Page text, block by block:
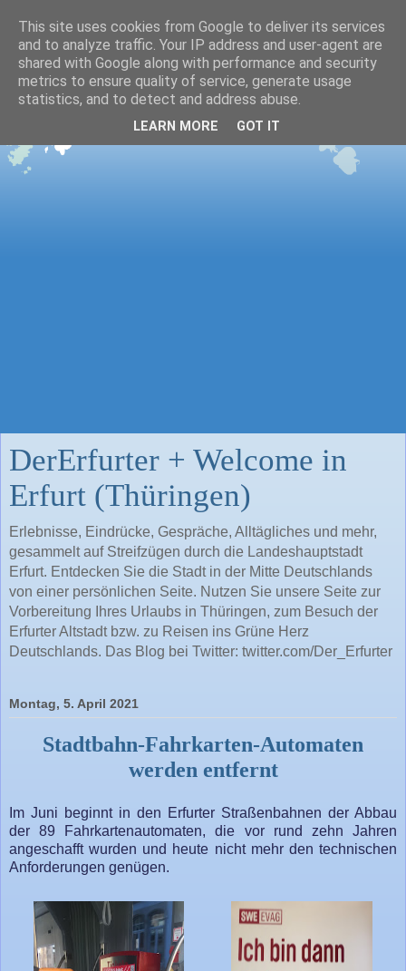
DerErfurter + Welcome in
Erfurt (Thüringen)
Erlebnisse, Eindrücke, Gespräche, Alltägliches und mehr,
gesammelt auf Streifzügen durch die Landeshauptstadt
Erfurt. Entdecken Sie die Stadt in der Mitte Deutschlands
von einer persönlichen Seite. Nutzen Sie unsere Seite zur
Vorbereitung Ihres Urlaubs in Thüringen, zum Besuch der
Erfurter Altstadt bzw. zu Reisen ins Grüne Herz
Deutschlands. Das Blog bei Twitter: twitter.com/Der_Erfurter
Montag, 5. April 2021
Stadtbahn-Fahrkarten-Automaten
werden entfernt
Im Juni beginnt in den Erfurter Straßenbahnen der Abbau
der 89 Fahrkartenautomaten, die vor rund zehn Jahren
angeschafft wurden und heute nicht mehr den technischen
Anforderungen genügen.
This site uses cookies from Google to deliver its services
and to analyze traffic. Your IP address and user-agent are
shared with Google along with performance and security
metrics to ensure quality of service, generate usage
statistics, and to detect and address abuse.
LEARN MORE GOT IT